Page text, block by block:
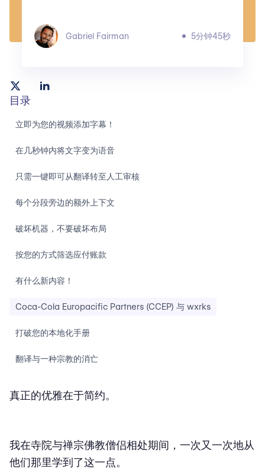
Gabriel Fairman 5分钟45秒
目录
立即为您的视频添加字幕！
在几秒钟内将文字变为语音
只需一键即可从翻译转至人工审核
每个分段旁边的额外上下文
破坏机器，不要破坏布局
按您的方式筛选应付账款
有什么新内容！
Coca-Cola Europacific Partners (CCEP) 与 wxrks
打破您的本地化手册
翻译与一种宗教的消亡
真正的优雅在于简约。
我在寺院与禅宗佛教僧侣相处期间，一次又一次地从
他们那里学到了这一点。